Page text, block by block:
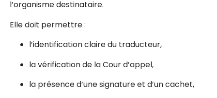
l’organisme destinataire.
Elle doit permettre :
l’identification claire du traducteur,
la vérification de la Cour d’appel,
la présence d’une signature et d’un cachet,